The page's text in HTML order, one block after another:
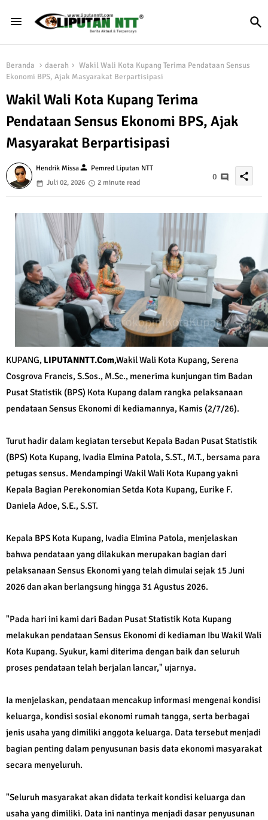
Beranda daerah
Wakil Wali Kota Kupang Terima Pendataan Sensus
Ekonomi BPS, Ajak Masyarakat Berpartisipasi
Wakil Wali Kota Kupang Terima
Pendataan Sensus Ekonomi BPS, Ajak
Masyarakat Berpartisipasi
Hendrik Missaperson Pemred Liputan NTT
Juli 02, 2026
2 minute read
0 share
KUPANG, LIPUTANNTT.Com,Wakil Wali Kota Kupang, Serena
Cosgrova Francis, S.Sos., M.Sc., menerima kunjungan tim Badan
Pusat Statistik (BPS) Kota Kupang dalam rangka pelaksanaan
pendataan Sensus Ekonomi di kediamannya, Kamis (2/7/26).
Turut hadir dalam kegiatan tersebut Kepala Badan Pusat Statistik
(BPS) Kota Kupang, Ivadia Elmina Patola, S.ST., M.T., bersama para
petugas sensus. Mendampingi Wakil Wali Kota Kupang yakni
Kepala Bagian Perekonomian Setda Kota Kupang, Eurike F.
Daniela Adoe, S.E., S.ST.
Kepala BPS Kota Kupang, Ivadia Elmina Patola, menjelaskan
bahwa pendataan yang dilakukan merupakan bagian dari
pelaksanaan Sensus Ekonomi yang telah dimulai sejak 15 Juni
2026 dan akan berlangsung hingga 31 Agustus 2026.
"Pada hari ini kami dari Badan Pusat Statistik Kota Kupang
melakukan pendataan Sensus Ekonomi di kediaman Ibu Wakil Wali
Kota Kupang. Syukur, kami diterima dengan baik dan seluruh
proses pendataan telah berjalan lancar," ujarnya.
Ia menjelaskan, pendataan mencakup informasi mengenai kondisi
keluarga, kondisi sosial ekonomi rumah tangga, serta berbagai
jenis usaha yang dimiliki anggota keluarga. Data tersebut menjadi
bagian penting dalam penyusunan basis data ekonomi masyarakat
secara menyeluruh.
"Seluruh masyarakat akan didata terkait kondisi keluarga dan
usaha yang dimiliki. Data ini nantinya menjadi dasar penyusunan